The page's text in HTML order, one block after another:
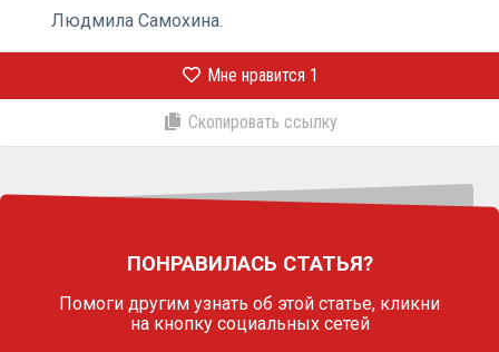
Людмила Самохина.
Мне нравится 1
Скопировать ссылку
ПОНРАВИЛАСЬ СТАТЬЯ?
Помоги другим узнать об этой статье, кликни
на кнопку социальных сетей